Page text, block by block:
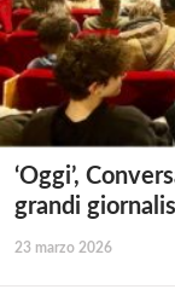
‘Oggi’,
grandi
23 marzo 2026